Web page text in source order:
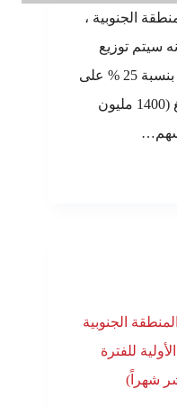
الجنوبية ،
سيتم توزيع
أرباح النصف الثاني من عام 2010م بنسبة 25 % على
رأس المال المدفوع بالكامل والبالغ (1400 مليون
الجنوبية
للفترة